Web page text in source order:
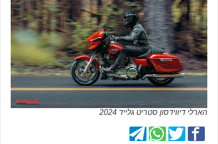
הארלי דיווידסון סטריט גלייד 2024